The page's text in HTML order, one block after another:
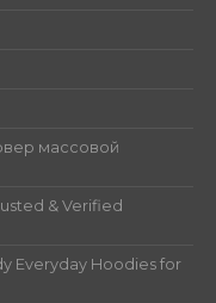
массовой
& Verified
Everyday Hoodies for